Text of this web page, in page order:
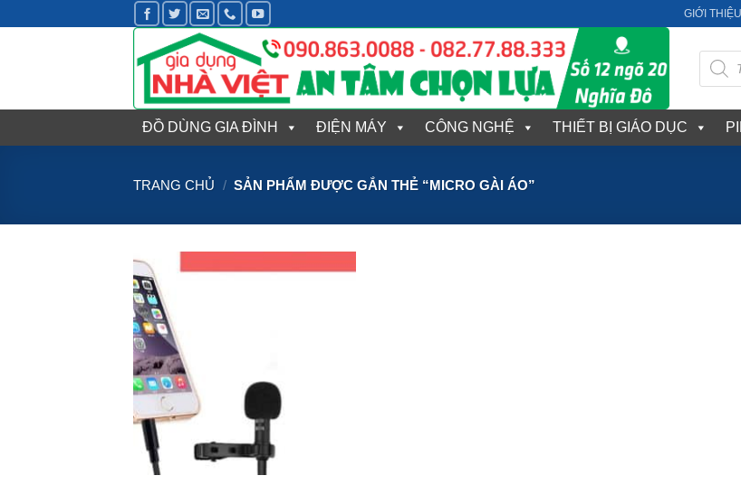
qua
GIỚI THIỆU
Tìm
kiếm
sản
phẩm
ĐỒ DÙNG GIA ĐÌNH ĐIỆN MÁY CÔNG NGHỆ THIẾT BỊ GIÁO DỤC
TRANG CHỦ / SẢN PHẨM ĐƯỢC GẮN THẺ “MICRO GÀI ÁO”
+